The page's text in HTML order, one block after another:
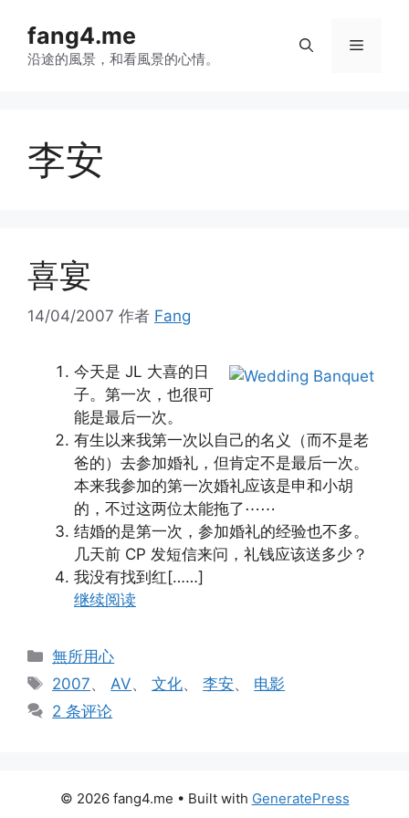
fang4.me
沿途的風景，和看風景的心情。
菜
李安
喜宴
14/04/2007 作者 Fang
今天是 JL 大喜的日
子。第一次，也很可
能是最后一次。
有生以来我第一次以自己的名义（而不是老
爸的）去参加婚礼，但肯定不是最后一次。
本来我参加的第一次婚礼应该是申和小胡
的，不过这两位太能拖了⋯⋯
结婚的是第一次，参加婚礼的经验也不多。
几天前 CP 发短信来问，礼钱应该送多少？
我没有找到红[……]
继续阅读
分
类
無所用心
标
签
2007、 AV、文化、李安、 电影
2 条评论
© 2026 fang4.me • Built with GeneratePress